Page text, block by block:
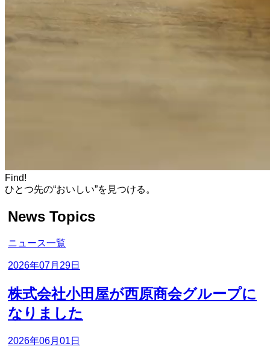
Find!
ひとつ先の“おいしい”を見つける。
News Topics
ニュース一覧
2026年07月29日
株式会社小田屋が西原商会グループに
なりました
2026年06月01日